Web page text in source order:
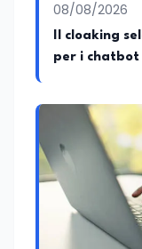
08/08/2026
Il cloaking
per i chatbot